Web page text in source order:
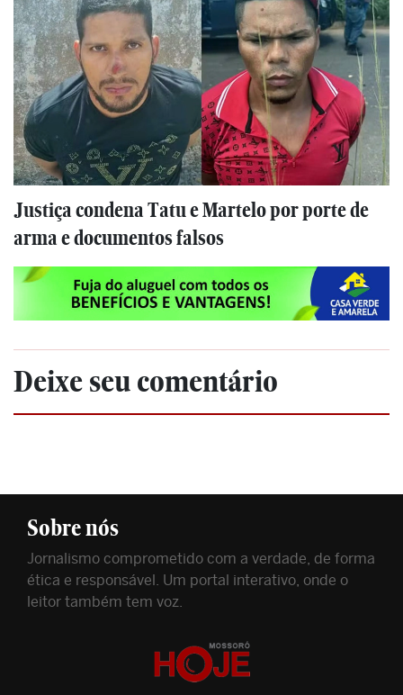
Justiça condena Tatu e Martelo por porte de
arma e documentos falsos
Deixe seu comentário
Sobre nós
Jornalismo comprometido com a verdade, de forma
ética e responsável. Um portal interativo, onde o
leitor também tem voz.